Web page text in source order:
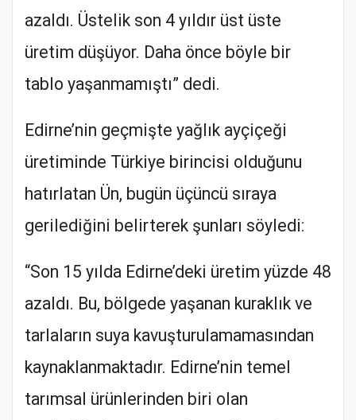
azaldı. Üstelik son 4 yıldır üst üste
üretim düşüyor. Daha önce böyle bir
tablo yaşanmamıştı” dedi.
Edirne’nin geçmişte yağlık ayçiçeği
üretiminde Türkiye birincisi olduğunu
hatırlatan Ün, bugün üçüncü sıraya
gerilediğini belirterek şunları söyledi:
“Son 15 yılda Edirne’deki üretim yüzde 48
azaldı. Bu, bölgede yaşanan kuraklık ve
tarlaların suya kavuşturulamamasından
kaynaklanmaktadır. Edirne’nin temel
tarımsal ürünlerinden biri olan